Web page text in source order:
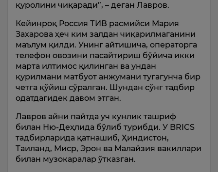
қуролини чиқаради”, – деган Лавров.
Кейинроқ Россия ТИВ расмийси Мария
Захарова ҳеч ким залдан чиқарилмаганини
маълум қилди. Унинг айтишича, операторга
телефон овозини пасайтириш бўйича икки
марта илтимос қилинган ва ундан
қурилмани матбуот анжумани тугагунча бир
четга қўйиш сўралган. Шундан сўнг тадбир
одатдагидек давом этган.
Лавров айни пайтда уч кунлик ташриф
билан Ню-Деҳлида бўлиб турибди. У BRICS
тадбирларида қатнашиб, Ҳиндистон,
Таиланд, Миср, Эрон ва Малайзия вакиллари
билан музокаралар ўтказган.